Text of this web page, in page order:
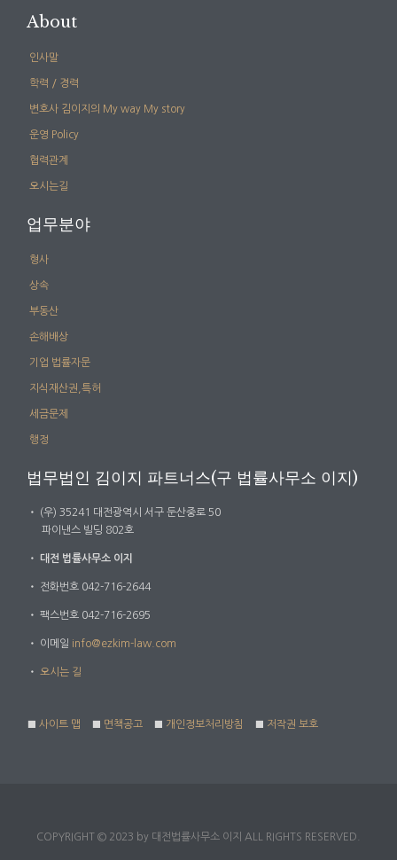
About
인사말
학력 / 경력
변호사 김이지의 My way My story
운영 Policy
협력관계
오시는길
업무분야
형사
상속
부동산
손해배상
기업 법률자문
지식재산권,특허
세금문제
행정
법무법인 김이지 파트너스(구 법률사무소 이지)
・
(우) 35241 대전광역시 서구 둔산중로 50
파이낸스 빌딩 802호
・ 대전 법률사무소 이지
・ 전화번호 042-716-2644
・ 팩스번호 042-716-2695
・ 이메일 info@ezkim-law.com
・ 오시는 길
■ 사이트 맵 ■ 면책공고 ■ 개인정보처리방침 ■ 저작권 보호
COPYRIGHT © 2023 by 대전법률사무소 이지 ALL RIGHTS RESERVED.